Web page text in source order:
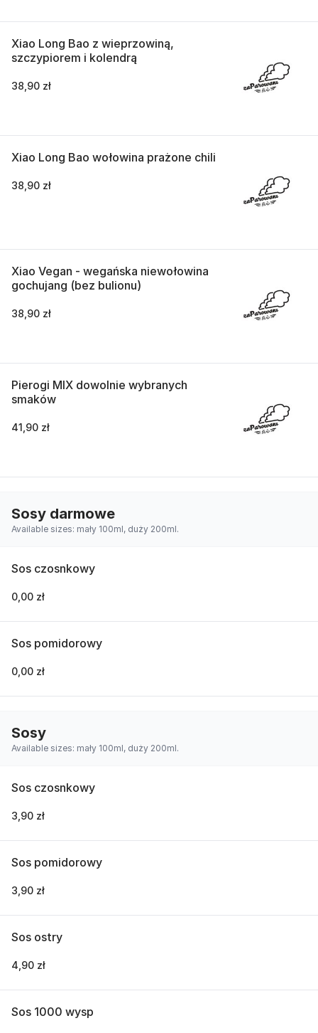
Xiao Long Bao z wieprzowiną,
szczypiorem i kolendrą
38,90 zł
Xiao Long Bao wołowina prażone chili
38,90 zł
Xiao Vegan - wegańska niewołowina
gochujang (bez bulionu)
38,90 zł
Pierogi MIX dowolnie wybranych
smaków
41,90 zł
Sosy darmowe
Available sizes: mały 100ml, duży 200ml.
Sos czosnkowy
0,00 zł
Sos pomidorowy
0,00 zł
Sosy
Available sizes: mały 100ml, duży 200ml.
Sos czosnkowy
3,90 zł
Sos pomidorowy
3,90 zł
Sos ostry
4,90 zł
Sos 1000 wysp